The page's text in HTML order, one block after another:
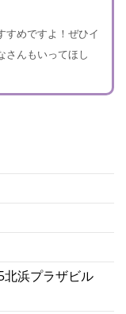
すめですよ！ぜひイ
さんもいってほし
北浜プラザビル